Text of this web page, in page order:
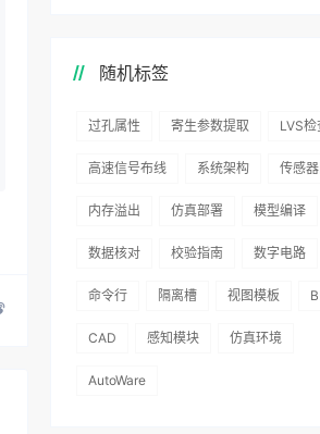
随机标签
过孔属性 寄生参数提取 LVS检
高速信号布线 系统架构 传感
内存溢出 仿真部署 模型编译
数据核对 校验指南 数字电路
命令行 隔离槽 视图模板
CAD 感知模块 仿真环境
AutoWare